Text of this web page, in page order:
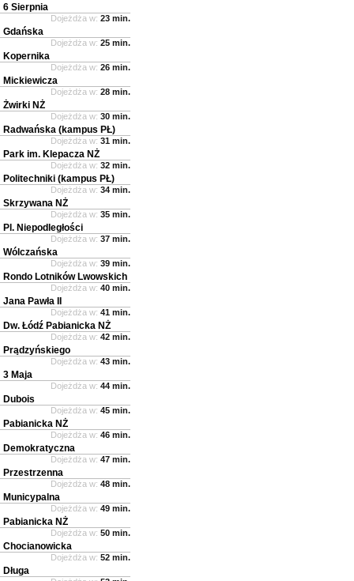
6 Sierpnia
Dojeżdża w: 23 min.
Gdańska
Dojeżdża w: 25 min.
Kopernika
Dojeżdża w: 26 min.
Mickiewicza
Dojeżdża w: 28 min.
Żwirki NŻ
Dojeżdża w: 30 min.
Radwańska (kampus PŁ)
Dojeżdża w: 31 min.
Park im. Klepacza NŻ
Dojeżdża w: 32 min.
Politechniki (kampus PŁ)
Dojeżdża w: 34 min.
Skrzywana NŻ
Dojeżdża w: 35 min.
Pl. Niepodległości
Dojeżdża w: 37 min.
Wólczańska
Dojeżdża w: 39 min.
Rondo Lotników Lwowskich
Dojeżdża w: 40 min.
Jana Pawła II
Dojeżdża w: 41 min.
Dw. Łódź Pabianicka NŻ
Dojeżdża w: 42 min.
Prądzyńskiego
Dojeżdża w: 43 min.
3 Maja
Dojeżdża w: 44 min.
Dubois
Dojeżdża w: 45 min.
Pabianicka NŻ
Dojeżdża w: 46 min.
Demokratyczna
Dojeżdża w: 47 min.
Przestrzenna
Dojeżdża w: 48 min.
Municypalna
Dojeżdża w: 49 min.
Pabianicka NŻ
Dojeżdża w: 50 min.
Chocianowicka
Dojeżdża w: 52 min.
Długa